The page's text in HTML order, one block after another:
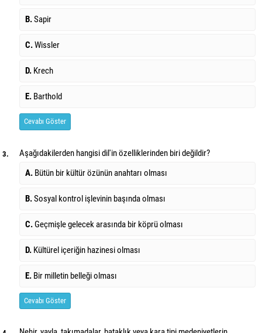
B.Sapir
C.Wissler
D. Krech
E. Barthold
Cevabı Göster
3.
Aşağıdakilerden hangisi dil'in özelliklerinden biri değildir?
A. Bütün bir kültür özünün anahtarı olması
B.Sosyal kontrol işlevinin başında olması
C.Geçmişle gelecek arasında bir köprü olması
D. Kültürel içeriğin hazinesi olması
E. Bir milletin belleği olması
Cevabı Göster